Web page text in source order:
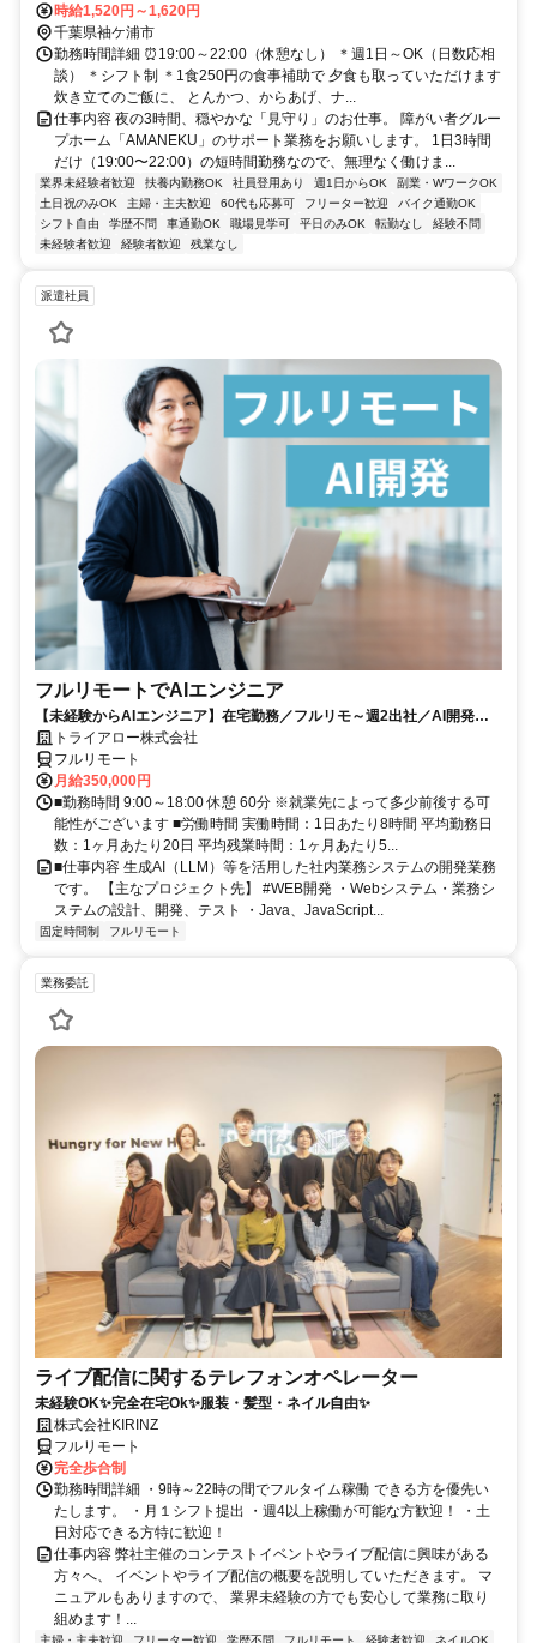
時給1,520円～1,620円
千葉県袖ケ浦市
勤務時間詳細 ⏰19:00～22:00（休憩なし） ＊週1日～OK（日数応相
談） ＊シフト制 ＊1食250円の食事補助で 夕食も取っていただけます
炊き立てのご飯に、 とんかつ、からあげ、ナ...
仕事内容 夜の3時間、穏やかな「見守り」のお仕事。 障がい者グルー
プホーム「AMANEKU」のサポート業務をお願いします。 1日3時間
だけ（19:00〜22:00）の短時間勤務なので、無理なく働けま...
業界未経験者歓迎 扶養内勤務OK 社員登用あり 週1日からOK
副業・WワークOK
土日祝のみOK
主婦・主夫歓迎 60代も応募可 フリーター歓迎
バイク通勤OK
シフト自由
学歴不問 車通勤OK 職場見学可 平日のみOK 転勤なし
経験不問
未経験者歓迎
経験者歓迎 残業なし
派遣社員
フルリモートでAIエンジニア
【未経験からAIエンジニア】在宅勤務／フルリモ～週2出社／AI開発を
仕事にする
トライアロー株式会社
フルリモート
月給350,000円
■勤務時間 9:00～18:00 休憩 60分 ※就業先によって多少前後する可
能性がございます ■労働時間 実働時間：1日あたり8時間 平均勤務日
数：1ヶ月あたり20日 平均残業時間：1ヶ月あたり5...
■仕事内容 生成AI（LLM）等を活用した社内業務システムの開発業務
です。 【主なプロジェクト先】 #WEB開発 ・Webシステム・業務シ
ステムの設計、開発、テスト ・Java、JavaScript...
固定時間制 フルリモート
業務委託
ライブ配信に関するテレフォンオペレーター
未経験OK✨完全在宅Ok✨服装・髪型・ネイル自由✨
株式会社KIRINZ
フルリモート
完全歩合制
勤務時間詳細 ・9時～22時の間でフルタイム稼働 できる方を優先い
たします。 ・月１シフト提出 ・週4以上稼働が可能な方歓迎！ ・土
日対応できる方特に歓迎！
仕事内容 弊社主催のコンテストイベントやライブ配信に興味がある
方々へ、 イベントやライブ配信の概要を説明していただきます。 マ
ニュアルもありますので、 業界未経験の方でも安心して業務に取り
組めます！...
主婦・主夫歓迎 フリーター歓迎 学歴不問 フルリモート 経験者歓迎 ネイルOK